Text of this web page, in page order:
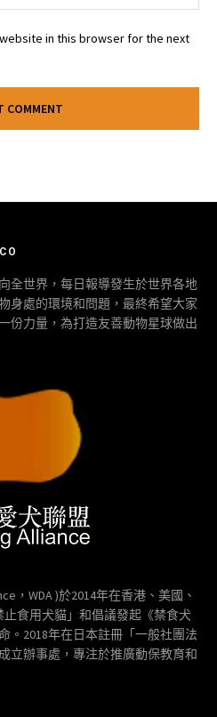
in this browser for the next
全世界，每日報導發生於世界各地
身處的環境和問題，最終希望大家
份力量，為打造友善動物星球做出
，WDA )於2014年在香港、美國、
食用犬貓」和倡議發起《禁食犬
。2018年在日本註冊「一般社團法
立辦事處，專注於推廣動保教育和